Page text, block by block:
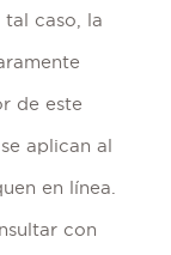
caso, la
de este
aplican al
en línea.
con